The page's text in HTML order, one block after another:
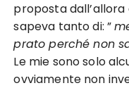
proposta
sapeva tanto di: ”
prato perché non
Le mie sono solo
ovviamente non